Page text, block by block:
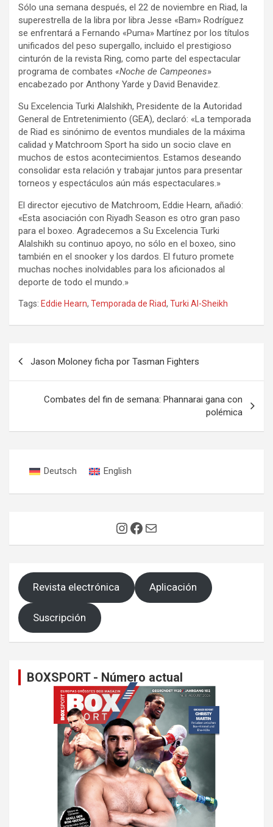
Sólo una semana después, el 22 de noviembre en Riad, la
superestrella de la libra por libra Jesse «Bam» Rodríguez
se enfrentará a Fernando «Puma» Martínez por los títulos
unificados del peso supergallo, incluido el prestigioso
cinturón de la revista Ring, como parte del espectacular
programa de combates «Noche de Campeones»
encabezado por Anthony Yarde y David Benavidez.
Su Excelencia Turki Alalshikh, Presidente de la Autoridad
General de Entretenimiento (GEA), declaró: «La temporada
de Riad es sinónimo de eventos mundiales de la máxima
calidad y Matchroom Sport ha sido un socio clave en
muchos de estos acontecimientos. Estamos deseando
consolidar esta relación y trabajar juntos para presentar
torneos y espectáculos aún más espectaculares.»
El director ejecutivo de Matchroom, Eddie Hearn, añadió:
«Esta asociación con Riyadh Season es otro gran paso
para el boxeo. Agradecemos a Su Excelencia Turki
Alalshikh su continuo apoyo, no sólo en el boxeo, sino
también en el snooker y los dardos. El futuro promete
muchas noches inolvidables para los aficionados al
deporte de todo el mundo.»
Tags: Eddie Hearn, Temporada de Riad, Turki Al-Sheikh
Jason Moloney ficha por Tasman Fighters
Combates del fin de semana: Phannarai gana con
polémica
Deutsch English
Instagram
Facebook
Correo electrónico
Revista electrónica Aplicación
Suscripción
BOXSPORT - Número actual